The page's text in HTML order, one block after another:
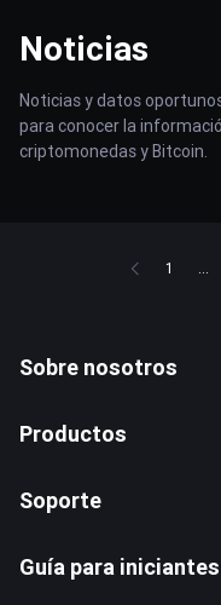
Noticias
Noticias y datos
para conocer la
criptomonedas y Bitcoin.
1 ...
Sobre nosotros
Productos
Soporte
Guía para iniciantes